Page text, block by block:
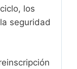
los
seguridad